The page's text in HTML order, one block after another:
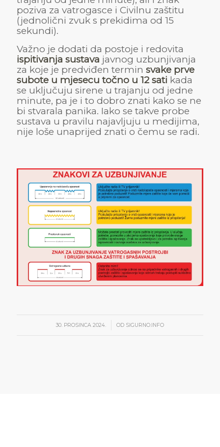
poziva za vatrogasce i Civilnu zaštitu
(jednolični zvuk s prekidima od 15
sekundi).
Važno je dodati da postoje i redovita
ispitivanja sustava javnog uzbunjivanja
za koje je predviđen termin svake prve
subote u mjesecu točno u 12 sati kada
se uključuju sirene u trajanju od jedne
minute, pa je i to dobro znati kako se ne
bi stvarala panika. Iako se takve probe
sustava u pravilu najavljuju u medijima,
nije loše unaprijed znati o čemu se radi.
30. PROSINCA 2024.
/ OD SIGURNO.INFO